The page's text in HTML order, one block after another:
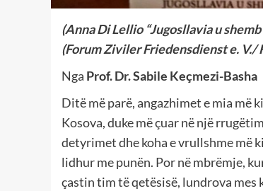
(Anna Di Lellio “Jugosllavia u
(Forum Ziviler Friedensdienst e. V./
Nga Prof. Dr. Sabile Keçmezi-Basha
Ditë më parë, angazhimet e mia më
Kosova, duke më çuar në një
detyrimet dhe koha e vrullshme më
lidhur me punën. Por në mbrëmje,
çastin tim të qetësisë, lundrova mes